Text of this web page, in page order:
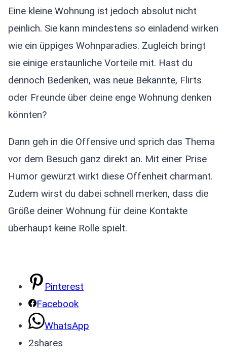
Eine kleine Wohnung ist jedoch absolut nicht
peinlich. Sie kann mindestens so einladend wirken
wie ein üppiges Wohnparadies. Zugleich bringt
sie einige erstaunliche Vorteile mit. Hast du
dennoch Bedenken, was neue Bekannte, Flirts
oder Freunde über deine enge Wohnung denken
könnten?
Dann geh in die Offensive und sprich das Thema
vor dem Besuch ganz direkt an. Mit einer Prise
Humor gewürzt wirkt diese Offenheit charmant.
Zudem wirst du dabei schnell merken, dass die
Größe deiner Wohnung für deine Kontakte
überhaupt keine Rolle spielt.
Pinterest
Facebook
WhatsApp
2shares